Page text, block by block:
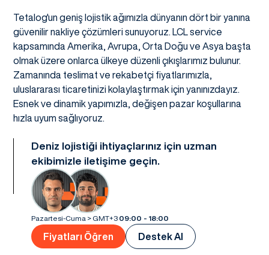
Tetalog'un geniş lojistik ağımızla dünyanın dört bir yanına
güvenilir nakliye çözümleri sunuyoruz. LCL service
kapsamında Amerika, Avrupa, Orta Doğu ve Asya başta
olmak üzere onlarca ülkeye düzenli çıkışlarımız bulunur.
Zamanında teslimat ve rekabetçi fiyatlarımızla,
uluslararası ticaretinizi kolaylaştırmak için yanınızdayız.
Esnek ve dinamik yapımızla, değişen pazar koşullarına
hızla uyum sağlıyoruz.
Deniz lojistiği ihtiyaçlarınız için uzman
ekibimizle iletişime geçin.
Pazartesi-Cuma > GMT+3 09:00 - 18:00
Fiyatları Öğren Destek Al